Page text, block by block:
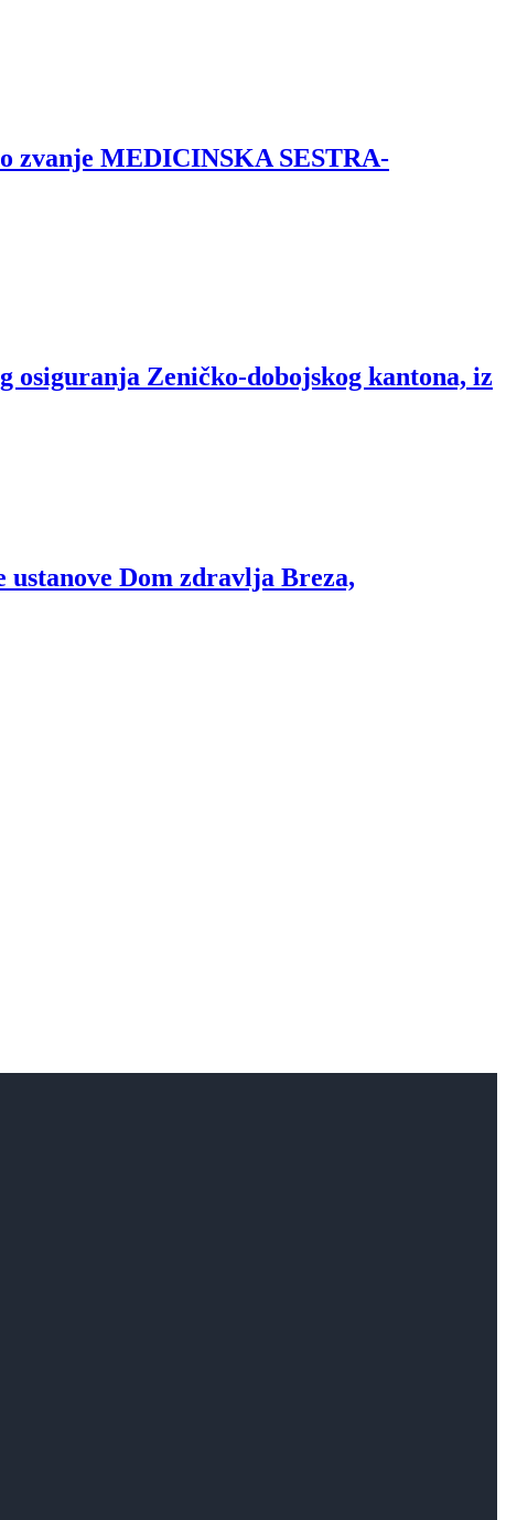
zvanje MEDICINSKA SESTRA-
osiguranja Zeničko-dobojskog kantona, iz
Dom zdravlja Breza,